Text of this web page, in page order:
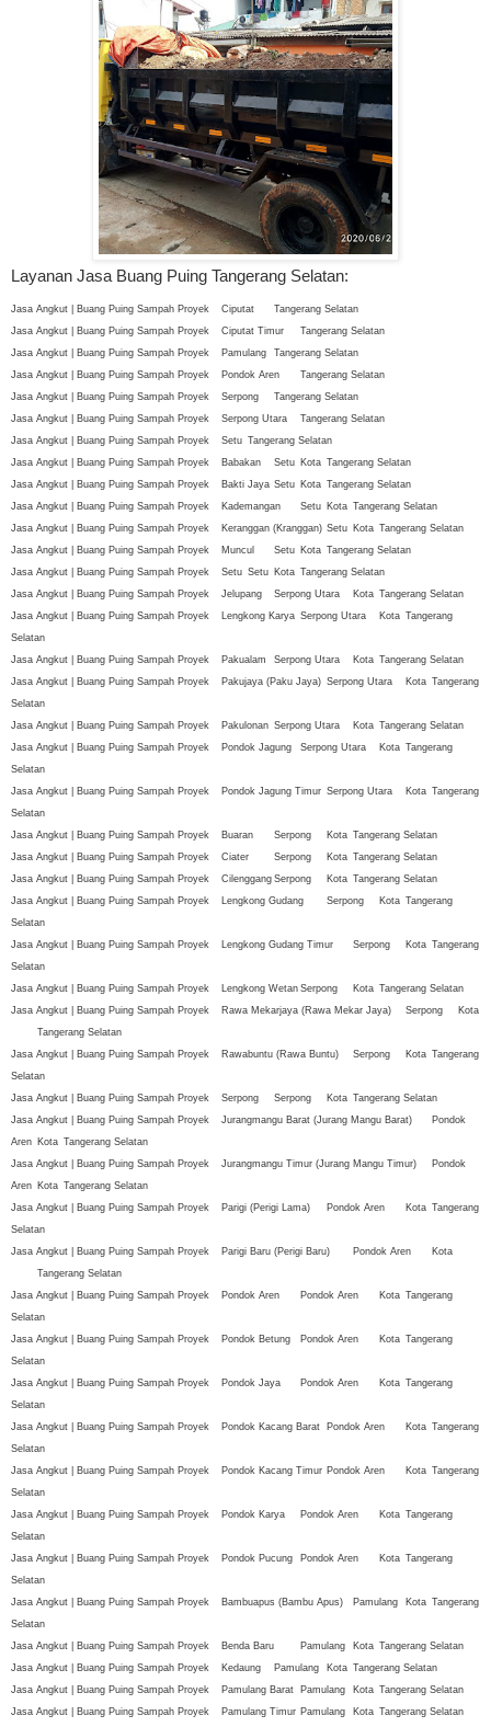
Layanan Jasa Buang Puing Tangerang Selatan:
Jasa Angkut | Buang Puing Sampah Proyek Ciputat
Tangerang Selatan
Jasa Angkut | Buang Puing Sampah Proyek
Ciputat Timur
Tangerang Selatan
Jasa Angkut | Buang Puing Sampah Proyek
Pamulang
Tangerang Selatan
Jasa Angkut | Buang Puing Sampah Proyek
Pondok Aren
Tangerang Selatan
Jasa Angkut | Buang Puing Sampah Proyek
Serpong
Tangerang Selatan
Jasa Angkut | Buang Puing Sampah Proyek
Serpong Utara
Tangerang Selatan
Jasa Angkut | Buang Puing Sampah Proyek
Setu Tangerang Selatan
Jasa Angkut | Buang Puing Sampah Proyek
Babakan Setu Kota Tangerang Selatan
Jasa Angkut | Buang Puing Sampah Proyek
Bakti Jaya Setu Kota Tangerang Selatan
Jasa Angkut | Buang Puing Sampah Proyek
Kademangan Setu Kota Tangerang Selatan
Jasa Angkut | Buang Puing Sampah Proyek
Keranggan (Kranggan) Setu Kota Tangerang Selatan
Jasa Angkut | Buang Puing Sampah Proyek
Muncul Setu Kota Tangerang Selatan
Jasa Angkut | Buang Puing Sampah Proyek
Setu Setu Kota Tangerang Selatan
Jasa Angkut | Buang Puing Sampah Proyek
Jelupang Serpong Utara Kota Tangerang Selatan
Jasa Angkut | Buang Puing Sampah Proyek
Lengkong Karya Serpong Utara Kota Tangerang
Selatan
Jasa Angkut | Buang Puing Sampah Proyek
Pakualam Serpong Utara Kota Tangerang Selatan
Jasa Angkut | Buang Puing Sampah Proyek
Pakujaya (Paku Jaya) Serpong Utara Kota Tangerang
Selatan
Jasa Angkut | Buang Puing Sampah Proyek
Pakulonan Serpong Utara Kota Tangerang Selatan
Jasa Angkut | Buang Puing Sampah Proyek
Pondok Jagung Serpong Utara Kota Tangerang
Selatan
Jasa Angkut | Buang Puing Sampah Proyek
Pondok Jagung Timur Serpong Utara Kota Tangerang
Selatan
Jasa Angkut | Buang Puing Sampah Proyek
Buaran Serpong Kota Tangerang Selatan
Jasa Angkut | Buang Puing Sampah Proyek
Ciater Serpong Kota Tangerang Selatan
Jasa Angkut | Buang Puing Sampah Proyek
Cilenggang Serpong Kota Tangerang Selatan
Jasa Angkut | Buang Puing Sampah Proyek
Lengkong Gudang Serpong Kota Tangerang
Selatan
Jasa Angkut | Buang Puing Sampah Proyek
Lengkong Gudang Timur Serpong Kota Tangerang
Selatan
Jasa Angkut | Buang Puing Sampah Proyek
Lengkong Wetan Serpong Kota Tangerang Selatan
Jasa Angkut | Buang Puing Sampah Proyek
Rawa Mekarjaya (Rawa Mekar Jaya) Serpong
Kota
Tangerang Selatan
Jasa Angkut | Buang Puing Sampah Proyek
Rawabuntu (Rawa Buntu) Serpong Kota Tangerang
Selatan
Jasa Angkut | Buang Puing Sampah Proyek
Serpong Serpong Kota Tangerang Selatan
Jasa Angkut | Buang Puing Sampah Proyek
Jurangmangu Barat (Jurang Mangu Barat)
Pondok
Aren Kota Tangerang Selatan
Jasa Angkut | Buang Puing Sampah Proyek
Jurangmangu Timur (Jurang Mangu Timur)
Pondok
Aren Kota Tangerang Selatan
Jasa Angkut | Buang Puing Sampah Proyek
Parigi (Perigi Lama) Pondok Aren Kota Tangerang
Selatan
Jasa Angkut | Buang Puing Sampah Proyek
Parigi Baru (Perigi Baru) Pondok Aren
Kota
Tangerang Selatan
Jasa Angkut | Buang Puing Sampah Proyek
Pondok Aren Pondok Aren Kota Tangerang
Selatan
Jasa Angkut | Buang Puing Sampah Proyek
Pondok Betung Pondok Aren Kota Tangerang
Selatan
Jasa Angkut | Buang Puing Sampah Proyek
Pondok Jaya Pondok Aren Kota Tangerang
Selatan
Jasa Angkut | Buang Puing Sampah Proyek
Pondok Kacang Barat Pondok Aren Kota Tangerang
Selatan
Jasa Angkut | Buang Puing Sampah Proyek
Pondok Kacang Timur Pondok Aren Kota Tangerang
Selatan
Jasa Angkut | Buang Puing Sampah Proyek
Pondok Karya Pondok Aren Kota Tangerang
Selatan
Jasa Angkut | Buang Puing Sampah Proyek
Pondok Pucung Pondok Aren Kota Tangerang
Selatan
Jasa Angkut | Buang Puing Sampah Proyek
Bambuapus (Bambu Apus) Pamulang Kota Tangerang
Selatan
Jasa Angkut | Buang Puing Sampah Proyek
Benda Baru Pamulang Kota Tangerang Selatan
Jasa Angkut | Buang Puing Sampah Proyek
Kedaung Pamulang Kota Tangerang Selatan
Jasa Angkut | Buang Puing Sampah Proyek
Pamulang Barat Pamulang Kota Tangerang Selatan
Jasa Angkut | Buang Puing Sampah Proyek
Pamulang Timur Pamulang Kota Tangerang Selatan